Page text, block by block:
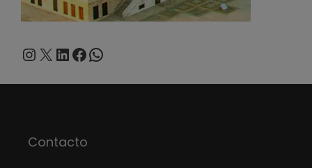
Instagram
X LinkedIn
Facebook
WhatsApp
Contacto